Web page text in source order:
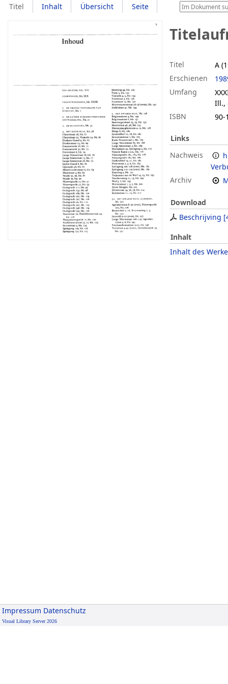
Titel Inhalt Übersicht Seite
Titel
A
Erschienen
Umfang
Ill.,
ISBN
90-
Links
Nachweis
Archiv
Download
Beschrijving [
Inhalt
Inhalt des
Impressum Datenschutz
Visual Library Server 2026